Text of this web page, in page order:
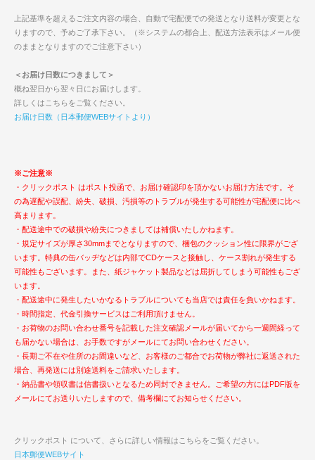
上記基準を超えるご注文内容の場合、自動で宅配便での発送となり送料が変更とな
りますので、予めご了承下さい。（※システムの都合上、配送方法表示はメール便
のままとなりますのでご注意下さい）
＜お届け日数につきまして＞
概ね翌日から翌々日にお届けします。
詳しくはこちらをご覧ください。
お届け日数（日本郵便WEBサイトより）
※ご注意※
・クリックポスト はポスト投函で、お届け確認印を頂かないお届け方法です。そ
の為遅配や誤配、紛失、破損、汚損等のトラブルが発生する可能性が宅配便に比べ
高まります。
・配送途中での破損や紛失につきましては補償いたしかねます。
・規定サイズが厚さ30mmまでとなりますので、梱包のクッション性に限界がござ
います。特典の缶バッヂなどは内部でCDケースと接触し、ケース割れが発生する
可能性もございます。また、紙ジャケット製品などは屈折してしまう可能性もござ
います。
・配送途中に発生したいかなるトラブルについても当店では責任を負いかねます。
・時間指定、代金引換サービスはご利用頂けません。
・お荷物のお問い合わせ番号を記載した注文確認メールが届いてから一週間経って
も届かない場合は、お手数ですがメールにてお問い合わせください。
・長期ご不在や住所のお間違いなど、お客様のご都合でお荷物が弊社に返送された
場合、再発送には別途送料をご請求いたします。
・納品書や領収書は信書扱いとなるため同封できません。ご希望の方にはPDF版を
メールにてお送りいたしますので、備考欄にてお知らせください。
クリックポスト について、さらに詳しい情報はこちらをご覧ください。
日本郵便WEBサイト